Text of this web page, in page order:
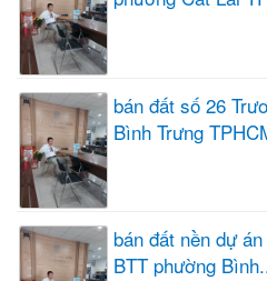
bán đất số 26
Bình Trưng
bán đất nền dự
BTT phường